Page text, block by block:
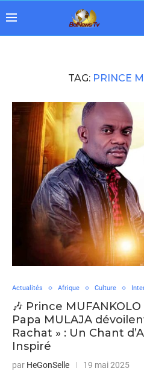
TAG: PRINCE
Actualités Afrique Culture
🎶 Prince
Papa MULAJA
Rachat » : Un Chant
Inspiré
par HeGonSelle 19 mai 2025